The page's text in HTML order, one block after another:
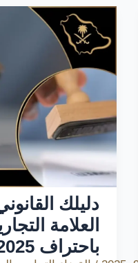
دليلك
العلامة
باحتراف 2025